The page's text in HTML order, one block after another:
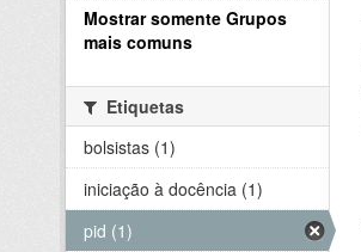
Mostrar somente Grupos
mais comuns
Etiquetas
bolsistas (1)
iniciação à docência (1)
pid (1)